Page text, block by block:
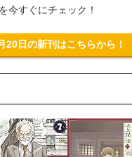
今すぐにチェック！
20日の新刊はこちらから！